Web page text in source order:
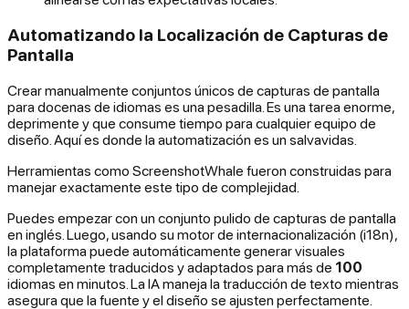
Automatizando la Localización de Capturas de
Pantalla
Crear manualmente conjuntos únicos de capturas de pantalla
para docenas de idiomas es una pesadilla. Es una tarea enorme,
deprimente y que consume tiempo para cualquier equipo de
diseño. Aquí es donde la automatización es un salvavidas.
Herramientas como ScreenshotWhale fueron construidas para
manejar exactamente este tipo de complejidad.
Puedes empezar con un conjunto pulido de capturas de pantalla
en inglés. Luego, usando su motor de internacionalización (i18n),
la plataforma puede automáticamente generar visuales
completamente traducidos y adaptados para más de 100
idiomas en minutos. La IA maneja la traducción de texto mientras
asegura que la fuente y el diseño se ajusten perfectamente.